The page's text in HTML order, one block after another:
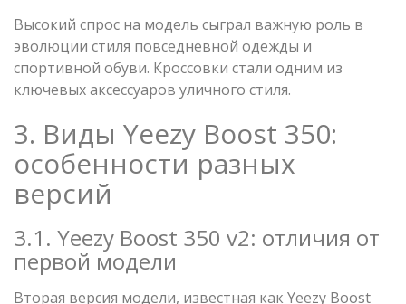
Высокий спрос на модель сыграл важную роль в
эволюции стиля повседневной одежды и
спортивной обуви. Кроссовки стали одним из
ключевых аксессуаров уличного стиля.
3. Виды Yeezy Boost 350:
особенности разных
версий
3.1. Yeezy Boost 350 v2: отличия от
первой модели
Вторая версия модели, известная как Yeezy Boost